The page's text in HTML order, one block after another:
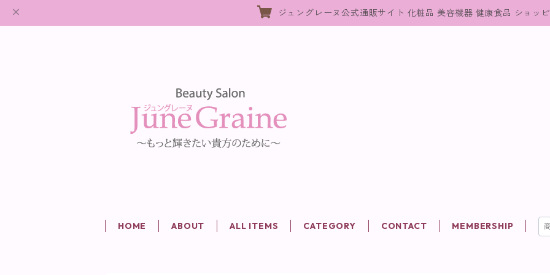
ジュングレーヌ公式通販サイト 化粧品 美容機器 健康食品 ショッ
HOME ABOUT ALL ITEMS CATEGORY CONTACT MEMBERSHIP